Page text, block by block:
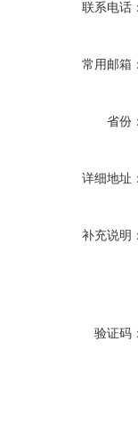
联系电话
常用邮箱
省份
详细地址
补充说明
验证码